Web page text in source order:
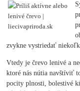
zvykne vystriedať
Vtedy je črevo lenivé a
ktoré nás nútia navštíviť
pocity plnosti, bolestivé